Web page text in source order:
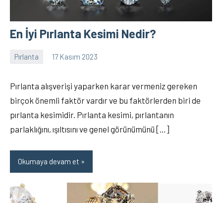
En İyi Pırlanta Kesimi Nedir?
Pırlanta 17 Kasım 2023
Pırlanta alışverişi yaparken karar vermeniz gereken
birçok önemli faktör vardır ve bu faktörlerden biri de
pırlanta kesimidir. Pırlanta kesimi, pırlantanın
parlaklığını, ışıltısını ve genel görünümünü […]
Okumaya devam et